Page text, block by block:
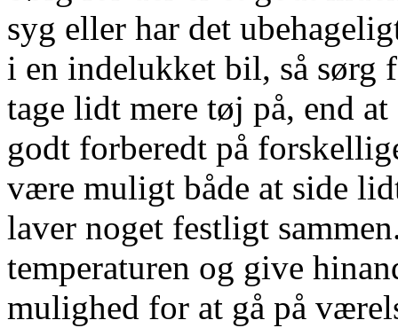
syg eller har det
i en indelukket bil, så sørg
tage lidt mere tøj på, end
godt forberedt på
være muligt både at side
laver noget festligt
temperaturen og give
mulighed for at gå på